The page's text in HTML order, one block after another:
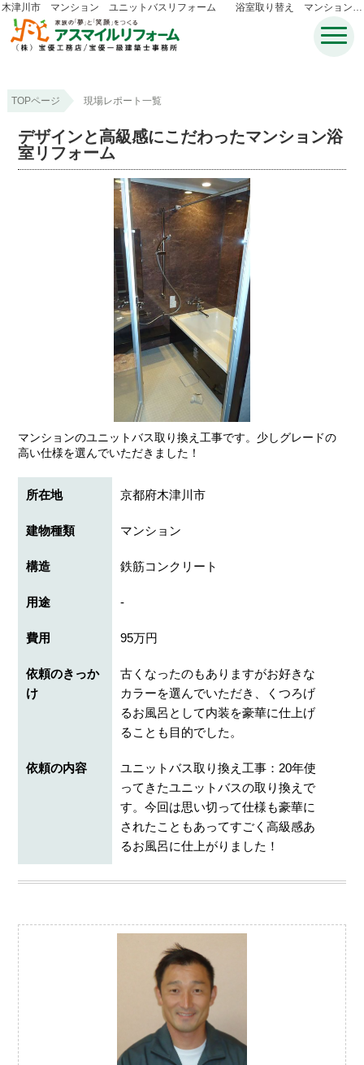
木津川市 マンション ユニットバスリフォーム 浴室取り替え マンション風
呂取り換え｜宝優工務店アスマイルリフォーム
TOPページ 現場レポート一覧
デザインと高級感にこだわったマンション浴
室リフォーム
マンションのユニットバス取り換え工事です。少しグレードの
高い仕様を選んでいただきました！
所在地 京都府木津川市
建物種類 マンション
構造 鉄筋コンクリート
用途 -
費用 95万円
依頼のきっか
け
古くなったのもありますがお好きな
カラーを選んでいただき、くつろげ
るお風呂として内装を豪華に仕上げ
ることも目的でした。
依頼の内容
ユニットバス取り換え工事：20年使
ってきたユニットバスの取り換えで
す。今回は思い切って仕様も豪華に
されたこともあってすごく高級感あ
るお風呂に仕上がりました！